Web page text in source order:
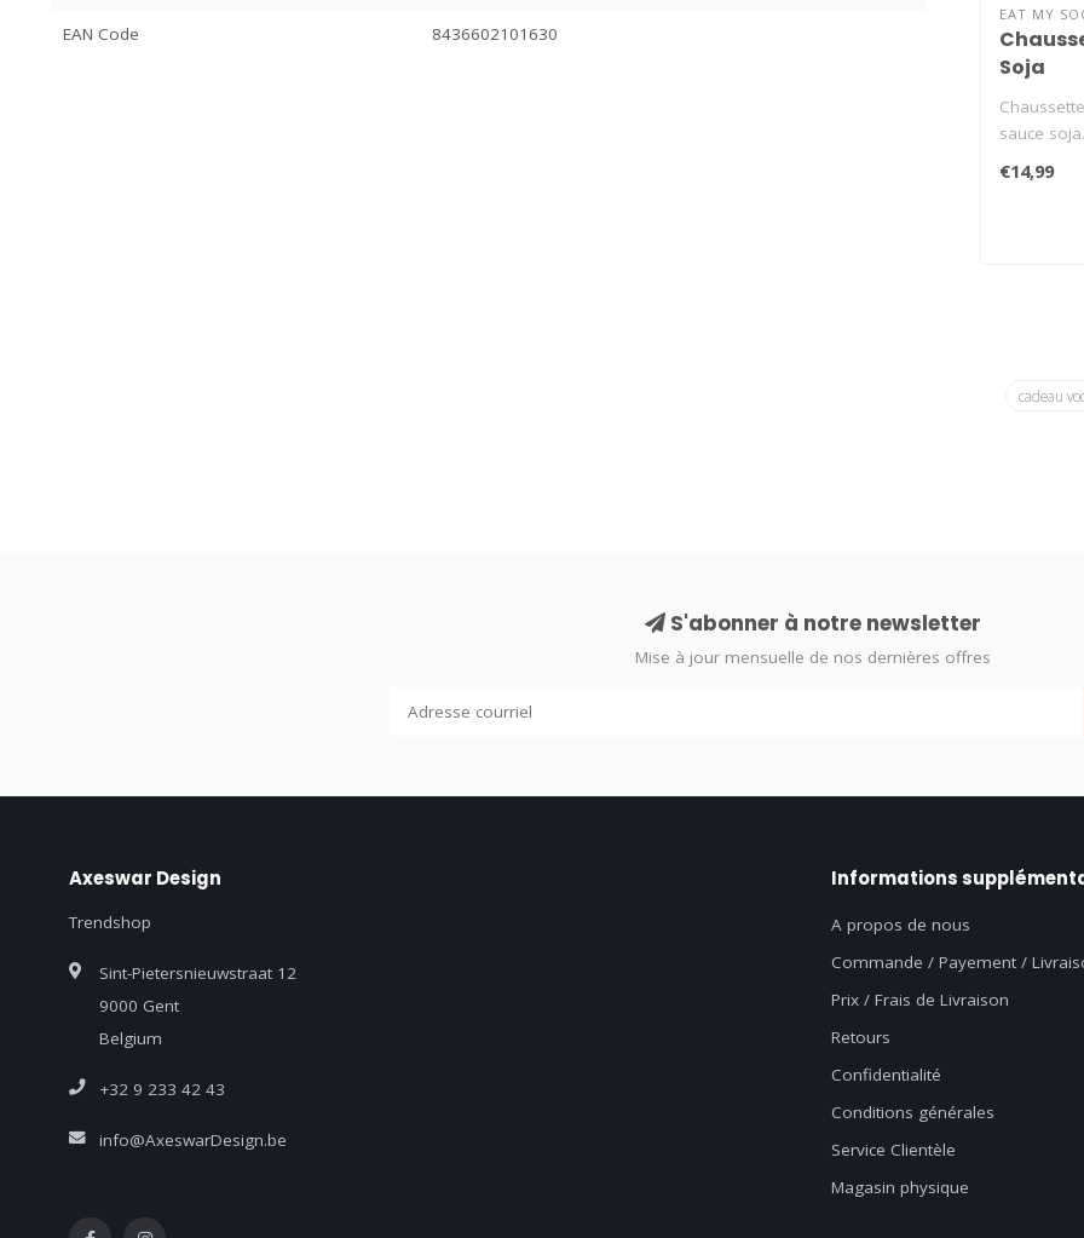
EAN Code 8436602101630
EAT MY
Soja
sauce
€14,99
cadeau
S'abonner à notre newsletter
Mise à jour mensuelle de nos dernières offres
Axeswar Design
Trendshop
Sint-Pietersnieuwstraat 12
9000 Gent
Belgium
+32 9 233 42 43
info@AxeswarDesign.be
Informations
A propos de nous
Commande / Payement /
Prix / Frais de Livraison
Retours
Confidentialité
Conditions générales
Service Clientèle
Magasin physique